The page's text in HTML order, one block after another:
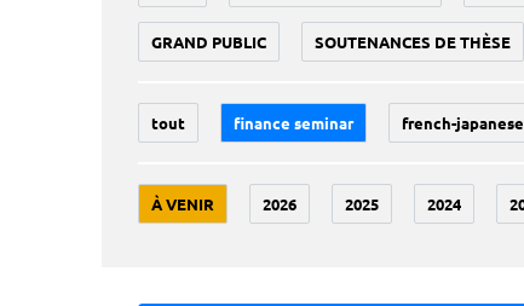
GRAND PUBLIC SOUTENANCES DE THÈSE
tout finance seminar french-
À VENIR 2026 2025 2024